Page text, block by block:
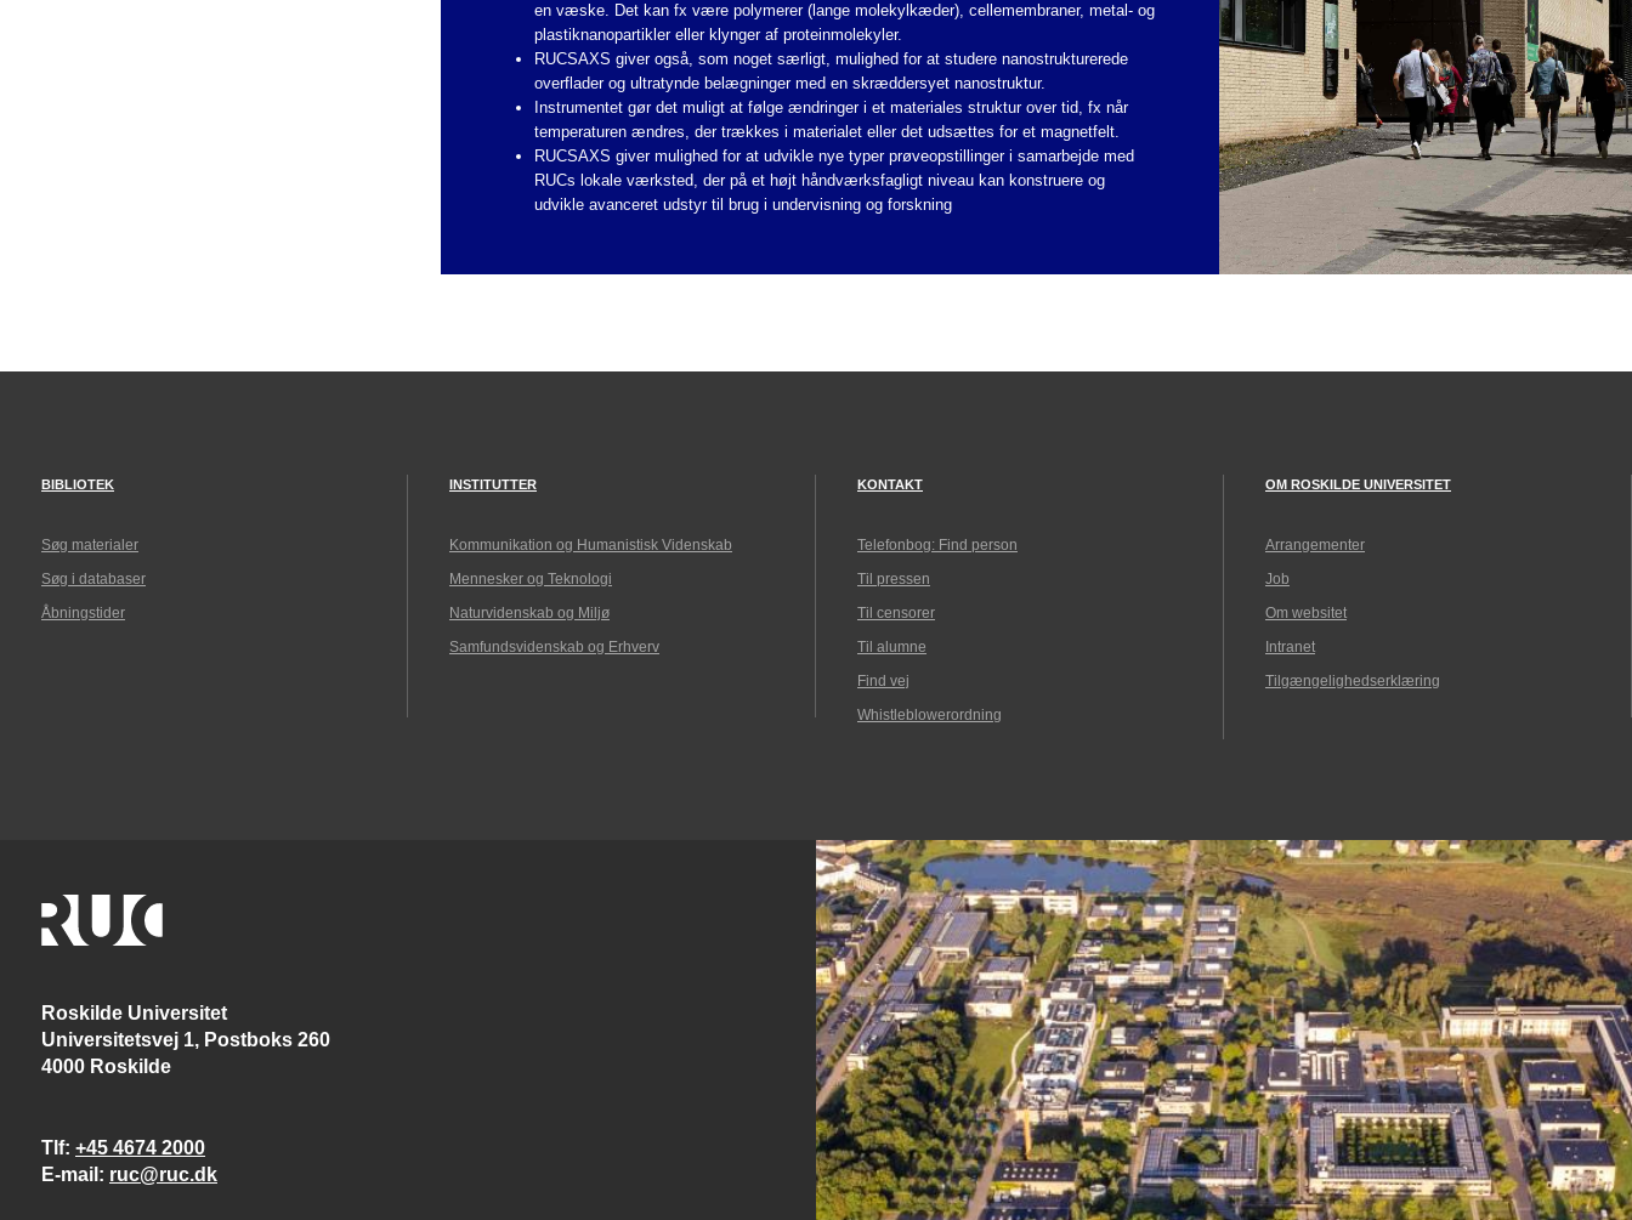
en væske. Det kan fx være polymerer (lange molekylkæder), cellemembraner, metal- og
plastiknanopartikler eller klynger af proteinmolekyler.
RUCSAXS giver også, som noget særligt, mulighed for at studere nanostrukturerede
overflader og ultratynde belægninger med en skræddersyet nanostruktur.
Instrumentet gør det muligt at følge ændringer i et materiales struktur over tid, fx når
temperaturen ændres, der trækkes i materialet eller det udsættes for et magnetfelt.
RUCSAXS giver mulighed for at udvikle nye typer prøveopstillinger i samarbejde med
RUCs lokale værksted, der på et højt håndværksfagligt niveau kan konstruere og
udvikle avanceret udstyr til brug i undervisning og forskning
BIBLIOTEK
Søg materialer
Søg i databaser
Åbningstider
INSTITUTTER
Kommunikation og Humanistisk Videnskab
Mennesker og Teknologi
Naturvidenskab og Miljø
Samfundsvidenskab og Erhverv
KONTAKT
Telefonbog: Find person
Til pressen
Til censorer
Til alumne
Find vej
Whistleblowerordning
OM ROSKILDE UNIVERSITET
Arrangementer
Job
Om websitet
Intranet
Tilgængelighedserklæring
Roskilde Universitet
Universitetsvej 1, Postboks 260
4000 Roskilde
Tlf +45 4674 2000
E-mail
ruc@ruc.dk